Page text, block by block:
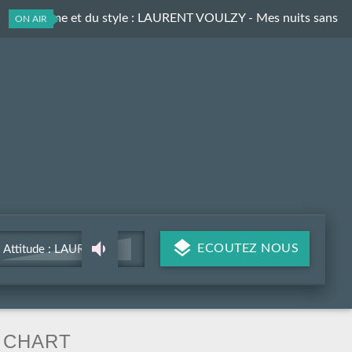
ON AIR
Du rythme et du style : LAURENT VOULZY - Mes nuits sans
Attitude : LAURENT
VOULZY - Mes nuits sans
ECOUTEZ NOUS
CHART